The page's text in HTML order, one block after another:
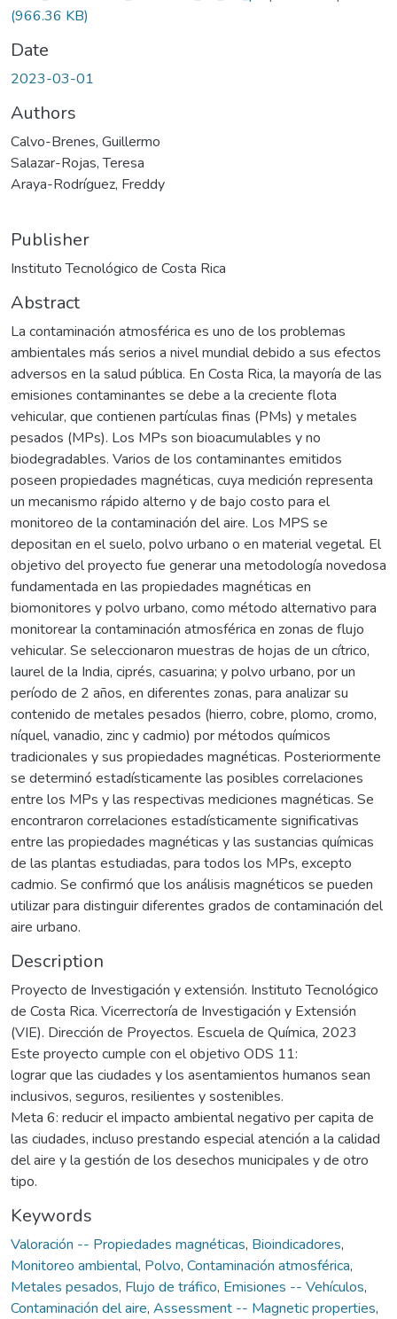
(966.36 KB)
Date
2023-03-01
Authors
Calvo-Brenes, Guillermo
Salazar-Rojas, Teresa
Araya-Rodríguez, Freddy
Publisher
Instituto Tecnológico de Costa Rica
Abstract
La contaminación atmosférica es uno de los problemas
ambientales más serios a nivel mundial debido a sus efectos
adversos en la salud pública. En Costa Rica, la mayoría de las
emisiones contaminantes se debe a la creciente flota
vehicular, que contienen partículas finas (PMs) y metales
pesados (MPs). Los MPs son bioacumulables y no
biodegradables. Varios de los contaminantes emitidos
poseen propiedades magnéticas, cuya medición representa
un mecanismo rápido alterno y de bajo costo para el
monitoreo de la contaminación del aire. Los MPS se
depositan en el suelo, polvo urbano o en material vegetal. El
objetivo del proyecto fue generar una metodología novedosa
fundamentada en las propiedades magnéticas en
biomonitores y polvo urbano, como método alternativo para
monitorear la contaminación atmosférica en zonas de flujo
vehicular. Se seleccionaron muestras de hojas de un cítrico,
laurel de la India, ciprés, casuarina; y polvo urbano, por un
período de 2 años, en diferentes zonas, para analizar su
contenido de metales pesados (hierro, cobre, plomo, cromo,
níquel, vanadio, zinc y cadmio) por métodos químicos
tradicionales y sus propiedades magnéticas. Posteriormente
se determinó estadísticamente las posibles correlaciones
entre los MPs y las respectivas mediciones magnéticas. Se
encontraron correlaciones estadísticamente significativas
entre las propiedades magnéticas y las sustancias químicas
de las plantas estudiadas, para todos los MPs, excepto
cadmio. Se confirmó que los análisis magnéticos se pueden
utilizar para distinguir diferentes grados de contaminación del
aire urbano.
Description
Proyecto de Investigación y extensión. Instituto Tecnológico
de Costa Rica. Vicerrectoría de Investigación y Extensión
(VIE). Dirección de Proyectos. Escuela de Química, 2023
Este proyecto cumple con el objetivo ODS 11:
lograr que las ciudades y los asentamientos humanos sean
inclusivos, seguros, resilientes y sostenibles.
Meta 6: reducir el impacto ambiental negativo per capita de
las ciudades, incluso prestando especial atención a la calidad
del aire y la gestión de los desechos municipales y de otro
tipo.
Keywords
Valoración -- Propiedades magnéticas, Bioindicadores,
Monitoreo ambiental, Polvo, Contaminación atmosférica,
Metales pesados, Flujo de tráfico, Emisiones -- Vehículos,
Contaminación del aire, Assessment -- Magnetic properties,